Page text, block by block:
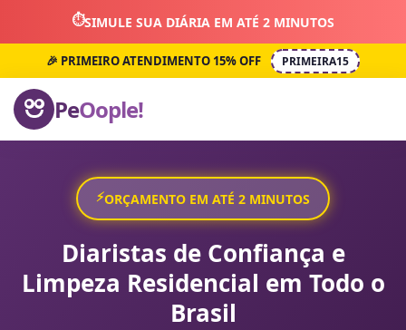
⏱️SIMULE SUA DIÁRIA EM ATÉ 2 MINUTOS
🎉 PRIMEIRO ATENDIMENTO 15% OFF PRIMEIRA15
PeOople!
⚡ORÇAMENTO EM ATÉ 2 MINUTOS
Diaristas de Confiança e
Limpeza Residencial em Todo o
Brasil